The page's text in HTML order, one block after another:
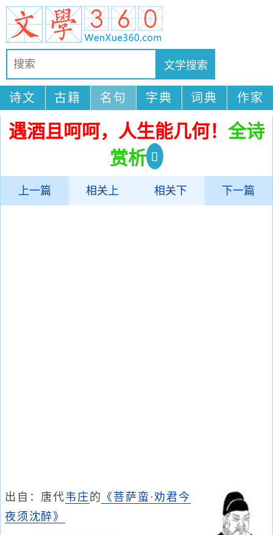
诗文 古籍 名句 字典 词典 作家
遇酒且呵呵，人生能几何！ 全诗
赏析
上一篇 相关上 相关下 下一篇
出自：唐代韦庄 的 《菩萨蛮·劝君今
夜须沈醉》